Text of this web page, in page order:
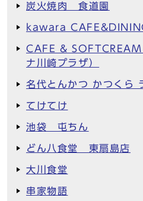
炭火焼肉 食道園
kawara
CAFE & SOFTCREAM
ナ川崎プラザ）
名代とんかつ かつくら
てけてけ
池袋 屯ちん
どん八食堂 東扇島店
大川食堂
串家物語